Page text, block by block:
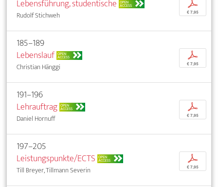
Lebensführung, studentische OPEN
ACCESS
Rudolf Stichweh
p
€ 7,95
185–189
Lebenslauf OPEN
ACCESS
Christian Hänggi
p
€ 7,95
191–196
Lehrauftrag OPEN
ACCESS
Daniel Hornuff
p
€ 7,95
197–205
Leistungspunkte/ECTS OPEN
ACCESS
Till Breyer, Tillmann Severin
p
€ 7,95